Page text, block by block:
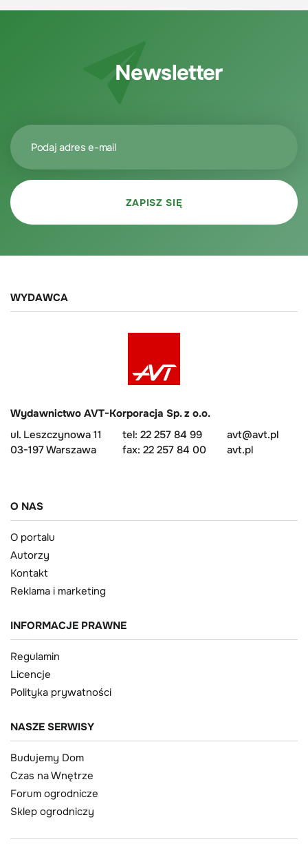
Newsletter
WYDAWCA
Wydawnictwo AVT-Korporacja Sp. z o.o.
ul. Leszczynowa 11
03-197 Warszawa
tel: 22 257 84 99
fax: 22 257 84 00
avt@avt.pl
avt.pl
O NAS
O portalu
Autorzy
Kontakt
Reklama i marketing
INFORMACJE PRAWNE
Regulamin
Licencje
Polityka prywatności
NASZE SERWISY
Budujemy Dom
Czas na Wnętrze
Forum ogrodnicze
Sklep ogrodniczy